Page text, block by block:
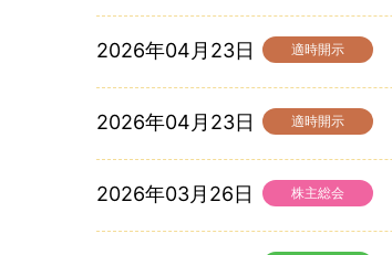
2026年04月23日 適時開示
2026年04月23日 適時開示
2026年03月26日 株主総会